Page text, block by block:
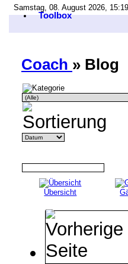
Samstag, 08. August 2026, 15:19
Toolbox
Coach » Blog
Übersicht